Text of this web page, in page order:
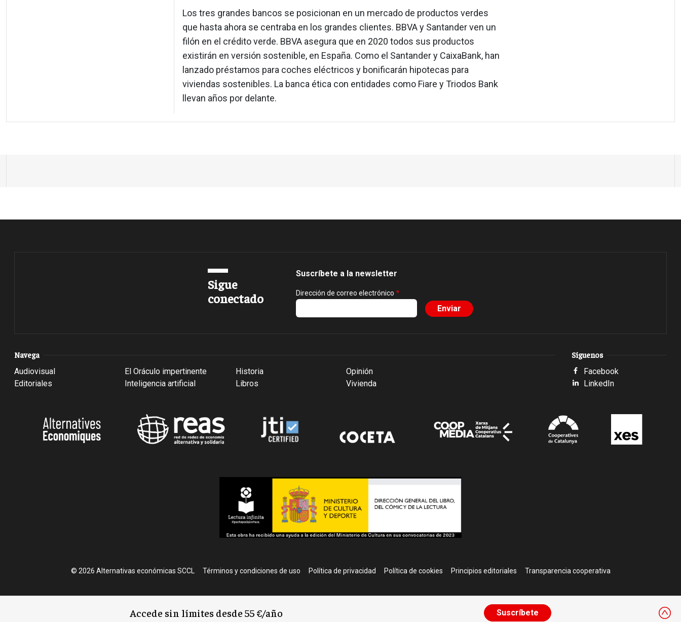
Los tres grandes bancos se posicionan en un mercado de productos verdes
que hasta ahora se centraba en los grandes clientes. BBVA y Santander ven un
filón en el crédito verde. BBVA asegura que en 2020 todos sus productos
existirán en versión sostenible, en España. Como el Santander y CaixaBank, han
lanzado préstamos para coches eléctricos y bonificarán hipotecas para
viviendas sostenibles. La banca ética con entidades como Fiare y Triodos Bank
llevan años por delante.
Accede sin límites desde 55 €/año Suscríbete
Sigue
conectado
Suscríbete a la newsletter
Dirección de correo electrónico
Navega
Audiovisual
Editoriales
El Oráculo impertinente
Inteligencia artificial
Historia
Libros
Opinión
Vivienda
Síguenos
Facebook
LinkedIn
© 2026 Alternativas económicas SCCL Footer
Términos y condiciones de uso Política de privacidad Política de cookies Principios editoriales Transparencia cooperativa